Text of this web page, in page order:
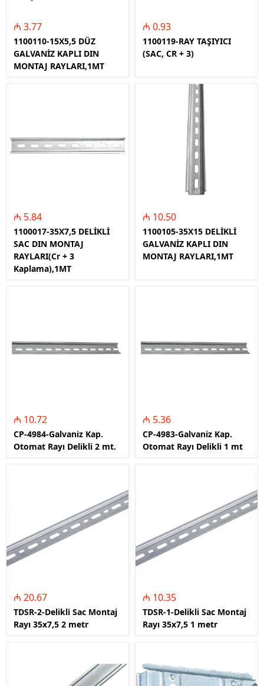
₼ 3.77
1100110-15X5,5 DÜZ
GALVANİZ KAPLI DIN
MONTAJ RAYLARI,1MT
₼ 0.93
1100119-RAY TAŞIYICI
(SAC, CR + 3)
₼ 5.84
1100017-35X7,5 DELİKLİ
SAC DIN MONTAJ
RAYLARI(Cr + 3
Kaplama),1MT
₼ 10.50
1100105-35X15 DELİKLİ
GALVANİZ KAPLI DIN
MONTAJ RAYLARI,1MT
₼ 10.72
CP-4984-Galvaniz Kap.
Otomat Rayı Delikli 2 mt.
₼ 5.36
CP-4983-Galvaniz Kap.
Otomat Rayı Delikli 1 mt
₼ 20.67
TDSR-2-Delikli Sac Montaj
Rayı 35x7,5 2 metr
₼ 10.35
TDSR-1-Delikli Sac Montaj
Rayı 35x7,5 1 metr